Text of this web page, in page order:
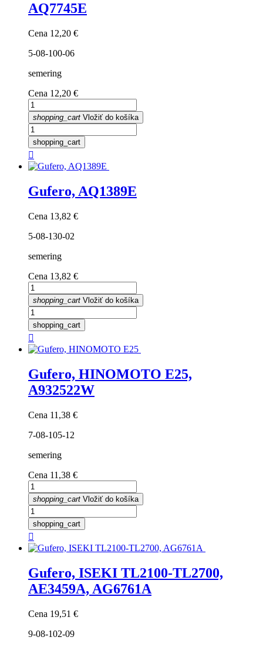
AQ7745E
Cena 12,20 €
5-08-100-06
semering
Cena 12,20 €
shopping_cart Vložiť do košíka
shopping_cart

Gufero, AQ1389E
Cena 13,82 €
5-08-130-02
semering
Cena 13,82 €
shopping_cart Vložiť do košíka
shopping_cart

Gufero, HINOMOTO E25,
A932522W
Cena 11,38 €
7-08-105-12
semering
Cena 11,38 €
shopping_cart Vložiť do košíka
shopping_cart

Gufero, ISEKI TL2100-TL2700,
AE3459A, AG6761A
Cena 19,51 €
9-08-102-09